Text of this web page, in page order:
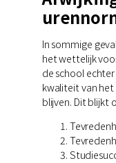
In sommige
het wettelijk
de school
kwaliteit van
blijven. Dit blijkt